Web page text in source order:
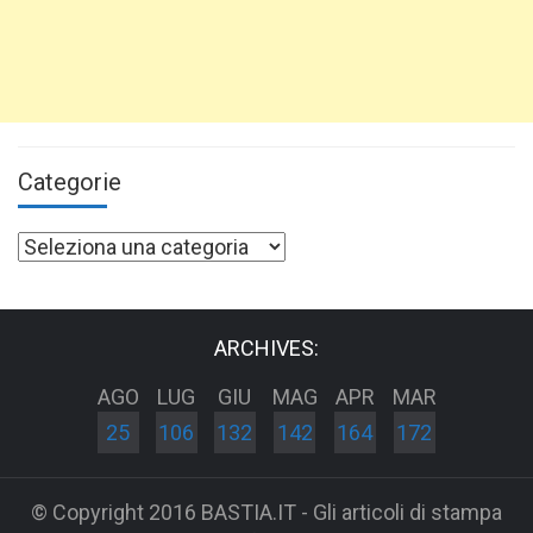
Categorie
Categorie
ARCHIVES:
AGO
25
LUG
106
GIU
132
MAG
142
APR
164
MAR
172
© Copyright 2016 BASTIA.IT - Gli articoli di stampa